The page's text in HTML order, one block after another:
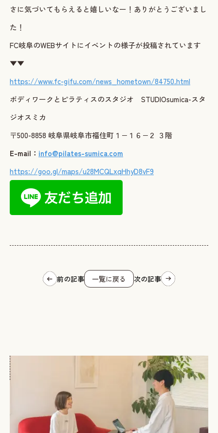
さに気づいてもらえると嬉しいなー！ありがとうございまし
た！
FC岐阜のWEBサイトにイベントの様子が投稿されています
▼▼
https://www.fc-gifu.com/news_hometown/84750.html
ボディワークとピラティスのスタジオ STUDIOsumica-スタ
ジオスミカ
〒500-8858 岐阜県岐阜市福住町１−１６−２ ３階
E-mail： info@pilates-sumica.com
https://goo.gl/maps/u28MCQLxqHhyD8vF9
前の記事 一覧に戻る 次の記事